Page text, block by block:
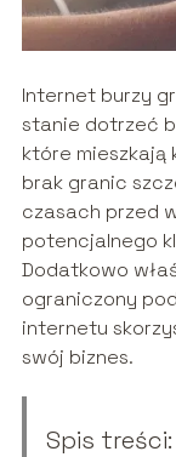
Internet burzy
stanie dotrzeć
które mieszkają
brak granic
czasach przed
potencjalnego
Dodatkowo
ograniczony
internetu
swój biznes.
Spis treści: